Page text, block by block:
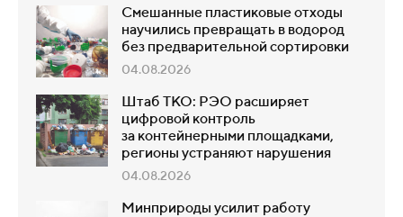
Смешанные пластиковые отходы
научились превращать в водород
без предварительной сортировки
04.08.2026
Штаб ТКО: РЭО расширяет
цифровой контроль
за контейнерными площадками,
регионы устраняют нарушения
04.08.2026
Минприроды усилит работу